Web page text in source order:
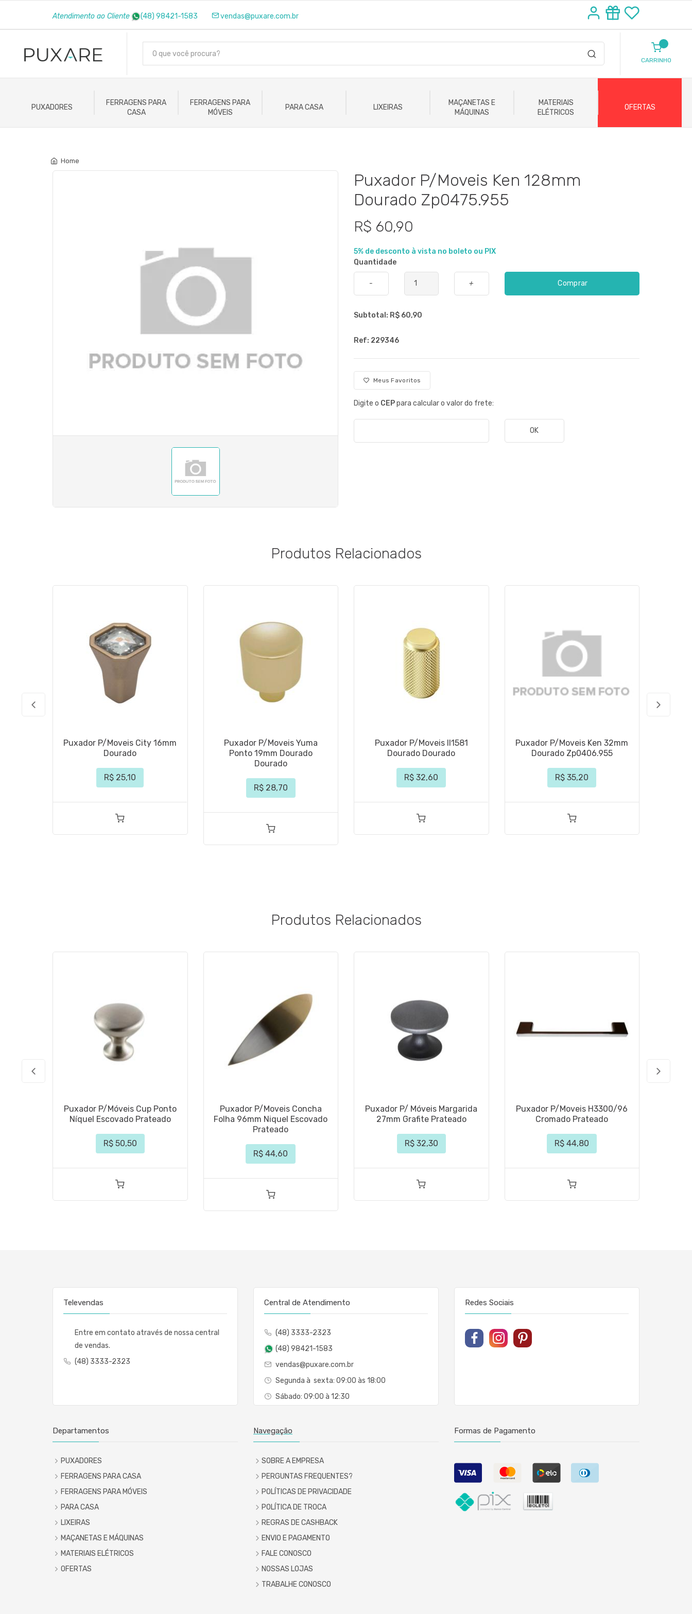
Atendimento ao Cliente (48) 98421-1583 vendas@puxare.com.br
CARRINHO
PUXADORES
FERRAGENS PARA
CASA
FERRAGENS PARA
MÓVEIS
PARA CASA LIXEIRAS
MAÇANETAS E
MÁQUINAS
MATERIAIS
ELÉTRICOS
OFERTAS
Home
Puxador P/Moveis Ken 128mm
Dourado Zp0475.955
R$ 60,90
5% de desconto à vista no boleto ou PIX
Quantidade
- + Comprar
Subtotal: R$ 60,90
Ref: 229346
Meus Favoritos
Digite o CEPpara calcular o valor do frete:
OK
Produtos Relacionados
Puxador P/Moveis City 16mm
Dourado
R$ 25,10
Puxador P/Moveis Yuma
Ponto 19mm Dourado
Dourado
R$ 28,70
Puxador P/Moveis Il1581
Dourado Dourado
R$ 32,60
Puxador P/Moveis Ken 32mm
Dourado Zp0406.955
R$ 35,20
Produtos Relacionados
Puxador P/Móveis Cup Ponto
Níquel Escovado Prateado
R$ 50,50
Puxador P/Moveis Concha
Folha 96mm Niquel Escovado
Prateado
R$ 44,60
Puxador P/ Móveis Margarida
27mm Grafite Prateado
R$ 32,30
Puxador P/Moveis H3300/96
Cromado Prateado
R$ 44,80
Televendas
Entre em contato através de nossa central
de vendas.
(48) 3333-2323
Central de Atendimento
(48) 3333-2323
(48) 98421-1583
vendas@puxare.com.br
Segunda à sexta: 09:00 às 18:00
Sábado: 09:00 à 12:30
Redes Sociais
Departamentos
PUXADORES
FERRAGENS PARA CASA
FERRAGENS PARA MÓVEIS
PARA CASA
LIXEIRAS
MAÇANETAS E MÁQUINAS
MATERIAIS ELÉTRICOS
OFERTAS
Navegação
SOBRE A EMPRESA
PERGUNTAS FREQUENTES?
POLÍTICAS DE PRIVACIDADE
POLÍTICA DE TROCA
REGRAS DE CASHBACK
ENVIO E PAGAMENTO
FALE CONOSCO
NOSSAS LOJAS
TRABALHE CONOSCO
Formas de Pagamento